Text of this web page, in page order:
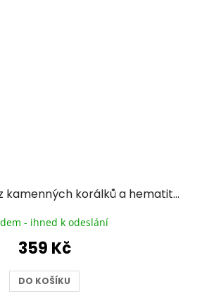
Náramek RONSI z kamenných korálků a hematitu se zlacenou chirurgickou ocelí - tmavě růžový
- ihned k odeslání
359 Kč
DO KOŠÍKU